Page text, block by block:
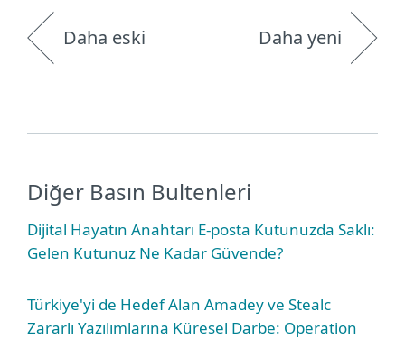
Daha eski Daha yeni
Diğer Basın Bultenleri
Dijital Hayatın Anahtarı E-posta Kutunuzda Saklı:
Gelen Kutunuz Ne Kadar Güvende?
Türkiye'yi de Hedef Alan Amadey ve Stealc
Zararlı Yazılımlarına Küresel Darbe: Operation